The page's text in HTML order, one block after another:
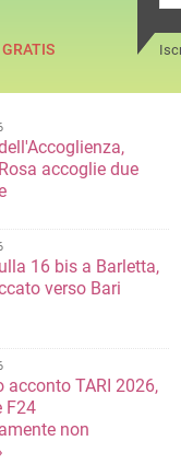
GRATIS
accoglie due
16 bis a Barletta,
verso Bari
acconto TARI 2026,
F24
non